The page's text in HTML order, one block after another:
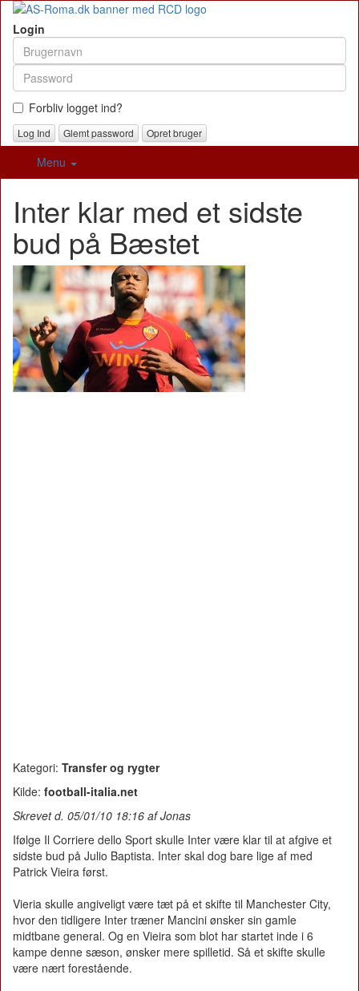
Login
Forbliv logget ind?
Glemt password Opret bruger
Menu
Inter klar med et sidste
bud på Bæstet
Kategori: Transfer og rygter
Kilde: football-italia.net
Skrevet d. 05/01/10 18:16 af Jonas
Ifølge Il Corriere dello Sport skulle Inter være klar til at afgive et
sidste bud på Julio Baptista. Inter skal dog bare lige af med
Patrick Vieira først.
Vieria skulle angiveligt være tæt på et skifte til Manchester City,
hvor den tidligere Inter træner Mancini ønsker sin gamle
midtbane general. Og en Vieira som blot har startet inde i 6
kampe denne sæson, ønsker mere spilletid. Så et skifte skulle
være nært forestående.